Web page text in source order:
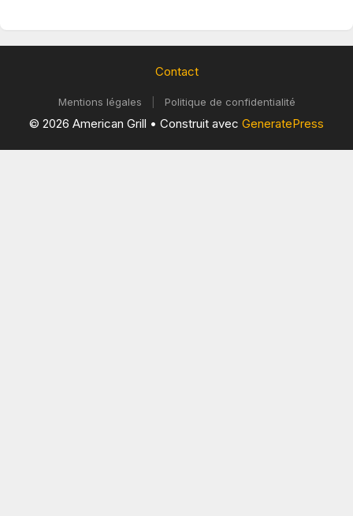
Contact
Mentions légales Politique de confidentialité
© 2026 American Grill • Construit avec GeneratePress